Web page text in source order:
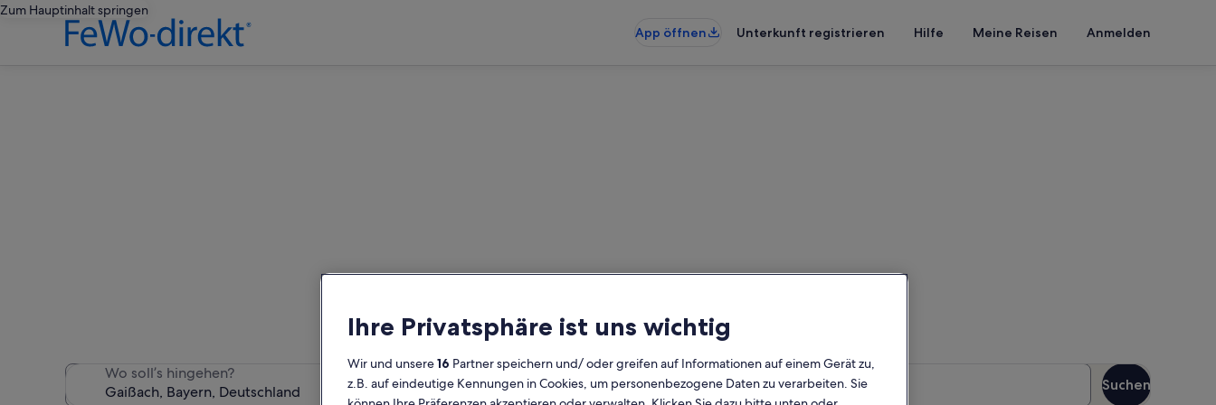
Zum Hauptinhalt springen
App öffnen
Unterkunft registrieren Hilfe Meine Reisen Anmelden
prüfen
Wo soll’s hingehen? Daten
Gäste
2 Gäste
Suchen
Ihre Privatsphäre ist uns wichtig
Wir und unsere16 Partner speichern und/ oder greifen auf Informationen auf einem Gerät zu,
z.B. auf eindeutige Kennungen in Cookies, um personenbezogene Daten zu verarbeiten. Sie